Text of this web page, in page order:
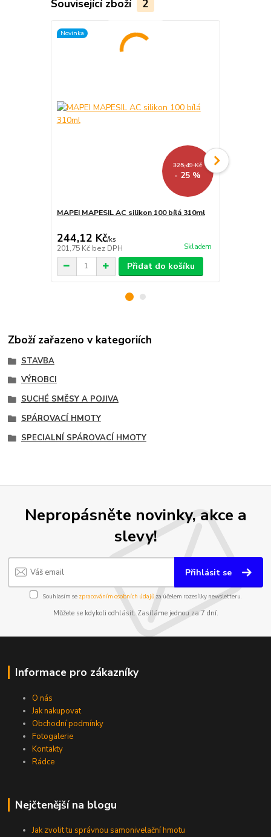
Související zboží 2
Novinka
325,49 Kč
- 25 %
MAPEI MAPESIL AC silikon 100 bílá 310ml
244,12 Kč/ks
201,75 Kč bez DPH Skladem
Přidat do košíku
Zboží zařazeno v kategoriích
STAVBA
VÝROBCI
SUCHÉ SMĚSY A POJIVA
SPÁROVACÍ HMOTY
SPECIALNÍ SPÁROVACÍ HMOTY
Nepropásněte novinky, akce a
slevy!
Přihlásit se
Souhlasím se zpracováním osobních údajůza účelem rozesílky newsletteru.
Můžete se kdykoli odhlásit. Zasíláme jednou za 7 dní.
Informace pro zákazníky
O nás
Jak nakupovat
Obchodní podmínky
Fotogalerie
Kontakty
Rádce
Nejčtenější na blogu
Jak zvolit tu správnou samonivelační hmotu